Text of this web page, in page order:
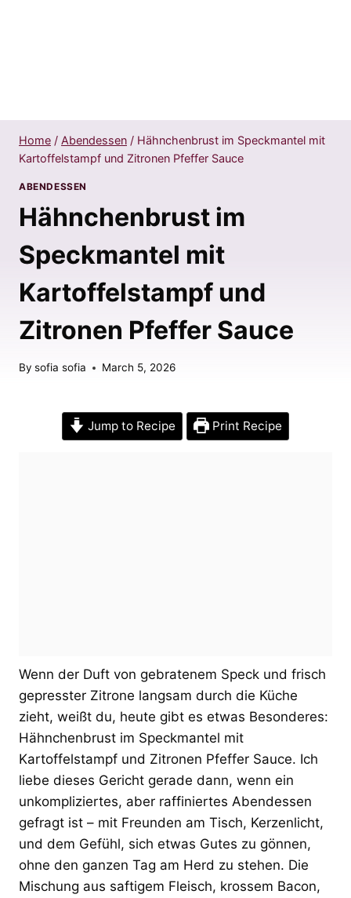
Home / Abendessen / Hähnchenbrust im Speckmantel mit
Kartoffelstampf und Zitronen Pfeffer Sauce
ABENDESSEN
Hähnchenbrust im
Speckmantel mit
Kartoffelstampf und
Zitronen Pfeffer Sauce
By sofia sofia March 5, 2026
Jump to Recipe Print Recipe
Wenn der Duft von gebratenem Speck und frisch
gepresster Zitrone langsam durch die Küche
zieht, weißt du, heute gibt es etwas Besonderes:
Hähnchenbrust im Speckmantel mit
Kartoffelstampf und Zitronen Pfeffer Sauce. Ich
liebe dieses Gericht gerade dann, wenn ein
unkompliziertes, aber raffiniertes Abendessen
gefragt ist – mit Freunden am Tisch, Kerzenlicht,
und dem Gefühl, sich etwas Gutes zu gönnen,
ohne den ganzen Tag am Herd zu stehen. Die
Mischung aus saftigem Fleisch, krossem Bacon,